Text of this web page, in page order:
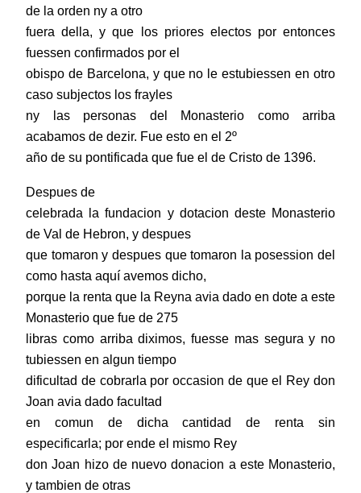
de la orden ny a otro
fuera della, y que los priores electos por entonces
fuessen confirmados por el
obispo de Barcelona, y que no le estubiessen en otro
caso subjectos los frayles
ny las personas del Monasterio como arriba
acabamos de dezir. Fue esto en el 2º
año de su pontificada que fue el de Cristo de 1396.
Despues de
celebrada la fundacion y dotacion deste Monasterio
de Val de Hebron, y despues
que tomaron y despues que tomaron la posession del
como hasta aquí avemos dicho,
porque la renta que la Reyna avia dado en dote a este
Monasterio que fue de 275
libras como arriba diximos, fuesse mas segura y no
tubiessen en algun tiempo
dificultad de cobrarla por occasion de que el Rey don
Joan avia dado facultad
en comun de dicha cantidad de renta sin
especificarla; por ende el mismo Rey
don Joan hizo de nuevo donacion a este Monasterio,
y tambien de otras